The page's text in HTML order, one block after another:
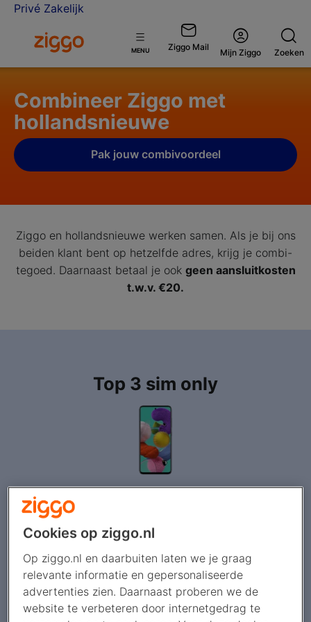
Privé Zakelijk
Ga naar de Ziggo homepage
MENU Ziggo Mail Open
Mijn Ziggo
Zoeken
Combineer Ziggo met
hollandsnieuwe
Pak jouw combivoordeel
Ziggo en hollandsnieuwe werken samen. Als je bij ons
beiden klant bent op hetzelfde adres, krijg je combi-
tegoed. Daarnaast betaal je ook geen aansluitkosten
t.w.v. €20.
Top 3 sim only
op zoek naar een telefoon?
naar telefoons
Cookies op ziggo.nl
Op ziggo.nl en daarbuiten laten we je graag
relevante informatie en gepersonaliseerde
advertenties zien. Daarnaast proberen we de
website te verbeteren door internetgedrag te